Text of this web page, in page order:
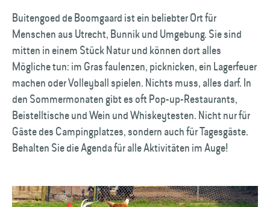
Buitengoed de Boomgaard ist ein beliebter Ort für
Menschen aus Utrecht, Bunnik und Umgebung. Sie sind
mitten in einem Stück Natur und können dort alles
Mögliche tun: im Gras faulenzen, picknicken, ein Lagerfeuer
machen oder Volleyball spielen. Nichts muss, alles darf. In
den Sommermonaten gibt es oft Pop-up-Restaurants,
Beistelltische und Wein und Whiskeytesten. Nicht nur für
Gäste des Campingplatzes, sondern auch für Tagesgäste.
Behalten Sie die Agenda für alle Aktivitäten im Auge!